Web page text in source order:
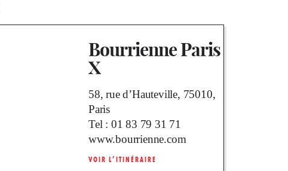
Bourrienne Paris
X
58, rue d’Hauteville, 75010,
Paris
Tel : 01 83 79 31 71
www.bourrienne.com
VOIR L’ITINÉRAIRE